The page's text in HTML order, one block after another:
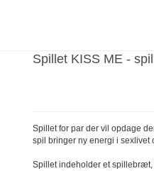
Spillet KISS ME -
Spillet for par der vil opdage
spil bringer ny energi i sexlivet
Spillet indeholder et spillebræt,